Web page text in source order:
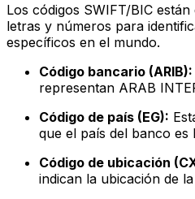
Los códigos SWIFT/BIC
letras y números para
específicos en el mundo.
Código bancario (ARIB):
representan ARAB
Código de país (EG):
que el país del banco es
Código de ubicación
indican la ubicación de